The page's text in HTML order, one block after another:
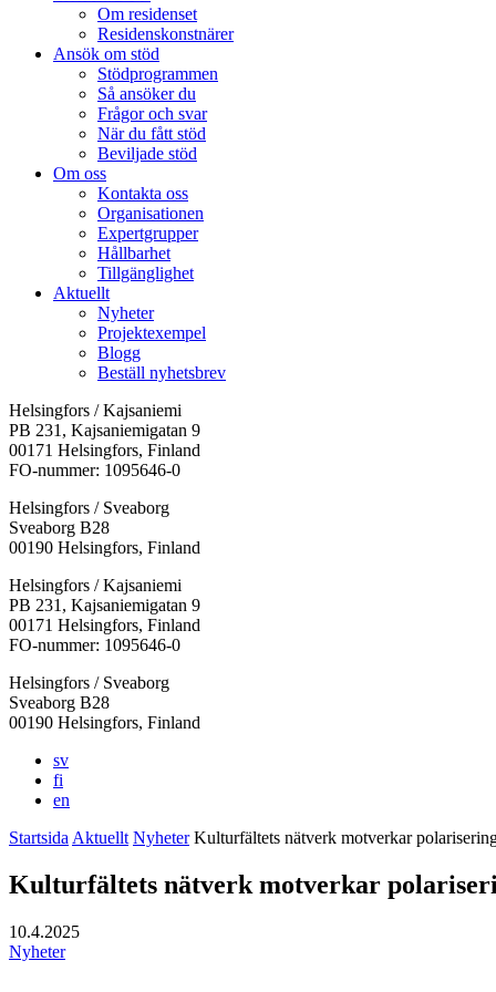
Om residenset
Residenskonstnärer
Ansök om stöd
Stödprogrammen
Så ansöker du
Frågor och svar
När du fått stöd
Beviljade stöd
Om oss
Kontakta oss
Organisationen
Expertgrupper
Hållbarhet
Tillgänglighet
Aktuellt
Nyheter
Projektexempel
Blogg
Beställ nyhetsbrev
Helsingfors / Kajsaniemi
PB 231, Kajsaniemigatan 9
00171 Helsingfors, Finland
FO-nummer: 1095646-0
Helsingfors / Sveaborg
Sveaborg B28
00190 Helsingfors, Finland
Facebook:
Öppnas
i
en
flik
Instagram:
Öppnas
i
en
flik
TikTok:
Öppnas
i
en
flik
Youtube:
Öppnas
i
en
flik
Vimeo:
Öppnas
i
en
flik
Helsingfors / Kajsaniemi
PB 231, Kajsaniemigatan 9
00171 Helsingfors, Finland
FO-nummer: 1095646-0
Helsingfors / Sveaborg
Sveaborg B28
00190 Helsingfors, Finland
sv
fi
en
Startsida Aktuellt Nyheter Kulturfältets nätverk motverkar
Kulturfältets nätverk motverkar
10.4.2025
Nyheter